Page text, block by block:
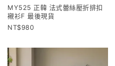
MY525 正韓 法式蕾絲壓折排扣
襯衫F 最後現貨
980